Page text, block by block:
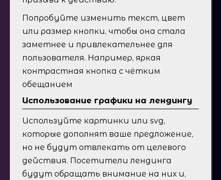
Попробуйте изменить текст, цвет
или размер кнопки, чтобы она стала
заметнее и привлекательнее для
пользователя. Например, яркая
контрастная кнопка с чётким
обещанием
Использование графики на лендингу
Используйте картинки или svg,
которые дополнят ваше предложение,
но не будут отвлекать от целевого
действия. Посетители лендинга
будут обращать внимание на них и,